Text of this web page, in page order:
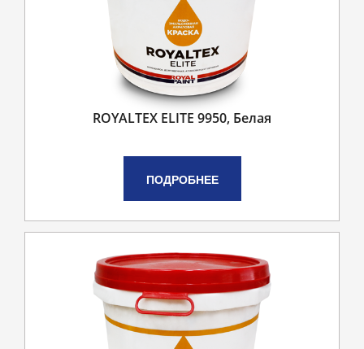
ROYALTEX ELITE 9950, Белая
ПОДРОБНЕЕ